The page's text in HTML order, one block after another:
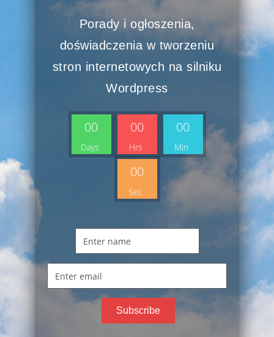
Porady i ogłoszenia,
doświadczenia w tworzeniu
stron internetowych na silniku
Wordpress
00
Days
00
Hrs
00
Min
00
Sec
Subscribe